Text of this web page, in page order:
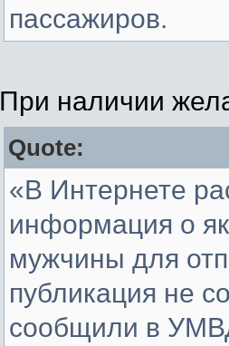
пассажиров.
При наличии
Quote:
«В Интернете
информация о
мужчины для
публикация не
сообщили в